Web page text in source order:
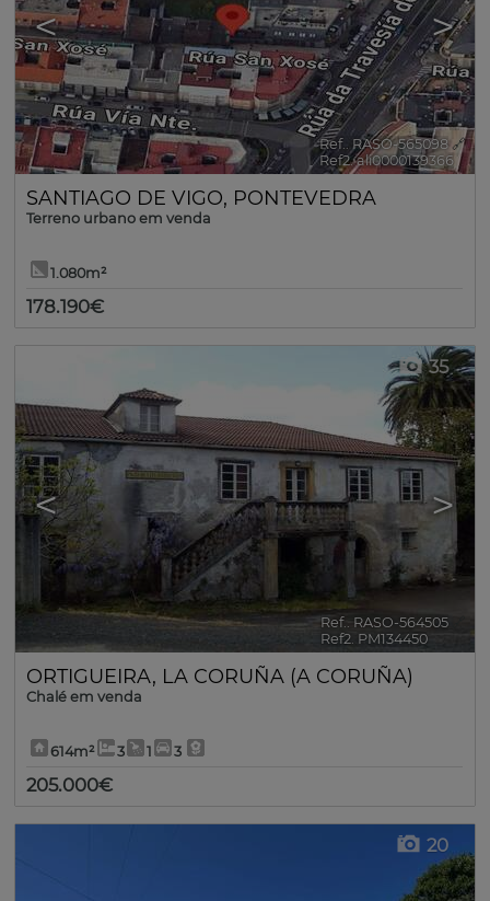
< >
Ref.. RASO-565098 🔗
Ref2. ali0000139366
SANTIAGO DE VIGO, PONTEVEDRA
Terreno urbano em venda
1.080m²
178.190€
< >
35
Ref.. RASO-564505
Ref2. PM134450
ORTIGUEIRA, LA CORUÑA (A CORUÑA)
Chalé em venda
614m² 3 1 3
205.000€
20